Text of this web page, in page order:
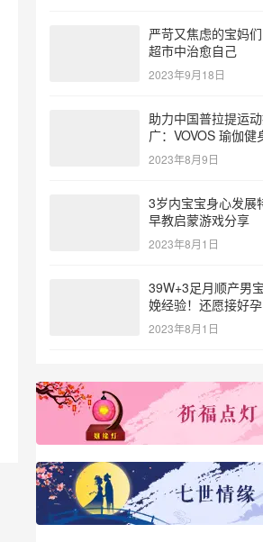
严苛又焦虑的宝妈
超市中治愈自己
2023年9月18日
助力中国普拉提运
广：VOVOS 瑜伽健
参与北体大专业普拉
练培训
2023年8月9日
3岁内宝宝身心发展
早教启蒙游戏分享
2023年8月1日
39W+3足月顺产男
娩经验！还愿接好孕
2023年8月1日